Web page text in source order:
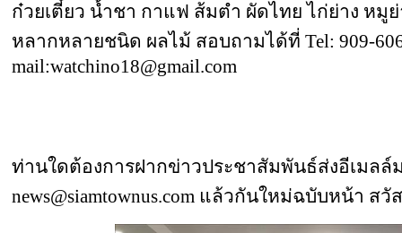
ก๋วยเตี๋ยว น้ำชา กาแฟ ส้มตำ ผัดไทย ไก่ย่าง หมู
หลากหลายชนิด ผลไม้ สอบถามได้ที่ Tel: 909-
mail:watchino18@gmail.com
ท่านใดต้องการฝากข่าวประชาสัมพันธ์ส่งอีเมลล์
news@siamtownus.com แล้วกันใหม่ฉบับหน้า สวั